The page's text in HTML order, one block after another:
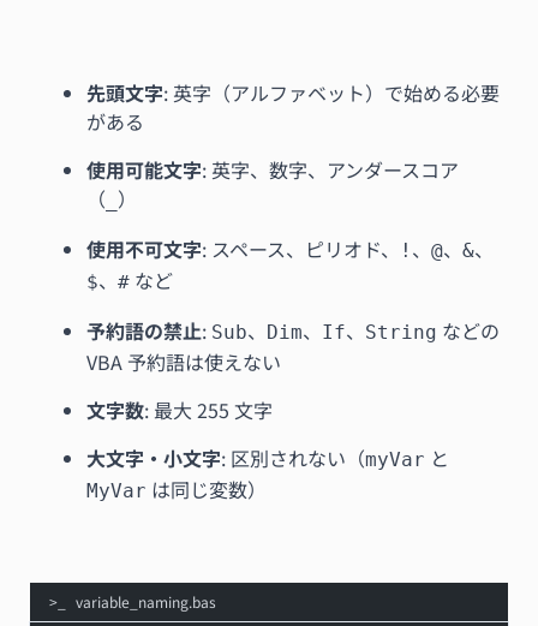
先頭文字: 英字（アルファベット）で始める必要
がある
使用可能文字: 英字、数字、アンダースコア
（ ）
使用不可文字: スペース、ピリオド、 ! 、 @、 &、
$、 # など
予約語の禁止: Sub、 Dim、 If、 String などの
VBA 予約語は使えない
文字数: 最大 255 文字
大文字・小文字: 区別されない（myVar と
MyVar は同じ変数）
variable_naming.bas